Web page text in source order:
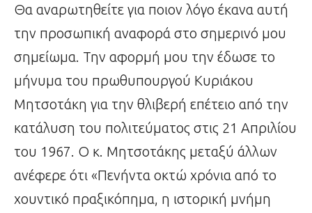
Θα αναρωτηθείτε για ποιον λόγο έκανα αυτή
την προσωπική αναφορά στο σημερινό μου
σημείωμα. Την αφορμή μου την έδωσε το
μήνυμα του πρωθυπουργού Κυριάκου
Μητσοτάκη για την θλιβερή επέτειο από την
κατάλυση του πολιτεύματος στις 21 Απριλίου
του 1967. Ο κ. Μητσοτάκης μεταξύ άλλων
ανέφερε ότι «Πενήντα οκτώ χρόνια από το
χουντικό πραξικόπημα, η ιστορική μνήμη